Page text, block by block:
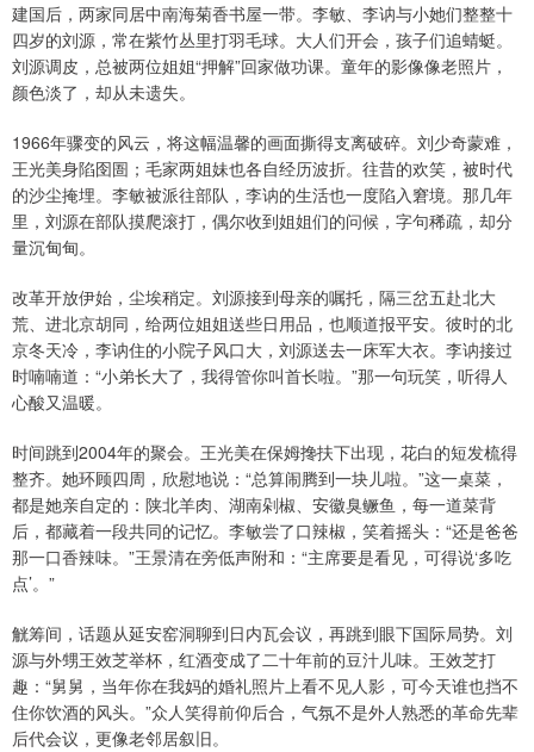
建国后，两家同居中南海菊香书屋一带。李敏、李讷与小她们整整十
四岁的刘源，常在紫竹丛里打羽毛球。大人们开会，孩子们追蜻蜓。
刘源调皮，总被两位姐姐“押解”回家做功课。童年的影像像老照片，
颜色淡了，却从未遗失。
1966年骤变的风云，将这幅温馨的画面撕得支离破碎。刘少奇蒙难，
王光美身陷囹圄；毛家两姐妹也各自经历波折。往昔的欢笑，被时代
的沙尘掩埋。李敏被派往部队，李讷的生活也一度陷入窘境。那几年
里，刘源在部队摸爬滚打，偶尔收到姐姐们的问候，字句稀疏，却分
量沉甸甸。
改革开放伊始，尘埃稍定。刘源接到母亲的嘱托，隔三岔五赴北大
荒、进北京胡同，给两位姐姐送些日用品，也顺道报平安。彼时的北
京冬天冷，李讷住的小院子风口大，刘源送去一床军大衣。李讷接过
时喃喃道：“小弟长大了，我得管你叫首长啦。”那一句玩笑，听得人
心酸又温暖。
时间跳到2004年的聚会。王光美在保姆搀扶下出现，花白的短发梳得
整齐。她环顾四周，欣慰地说：“总算闹腾到一块儿啦。”这一桌菜，
都是她亲自定的：陕北羊肉、湖南剁椒、安徽臭鳜鱼，每一道菜背
后，都藏着一段共同的记忆。李敏尝了口辣椒，笑着摇头：“还是爸爸
那一口香辣味。”王景清在旁低声附和：“主席要是看见，可得说‘多吃
点’。”
觥筹间，话题从延安窑洞聊到日内瓦会议，再跳到眼下国际局势。刘
源与外甥王效芝举杯，红酒变成了二十年前的豆汁儿味。王效芝打
趣：“舅舅，当年你在我妈的婚礼照片上看不见人影，可今天谁也挡不
住你饮酒的风头。”众人笑得前仰后合，气氛不是外人熟悉的革命先辈
后代会议，更像老邻居叙旧。